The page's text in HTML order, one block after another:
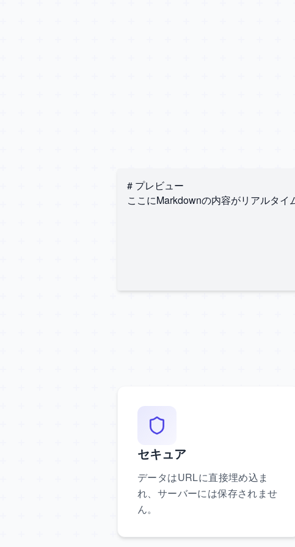
# プレビュー
ここにMarkdownの内容がリアルタイ
セキュア
データはURLに直接埋め込ま
れ、サーバーには保存されませ
ん。